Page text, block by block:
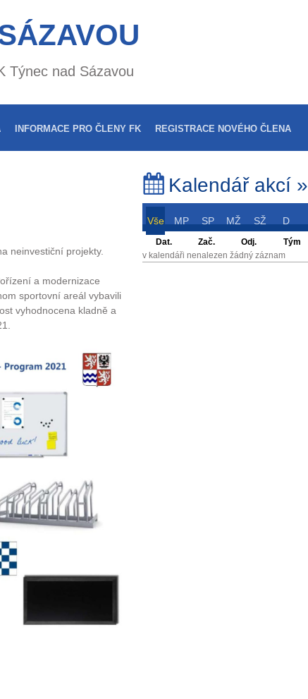
Týnec nad Sázavou
INFORMACE PRO ČLENY FK REGISTRACE NOVÉHO ČLENA
neinvestiční projekty.
a modernizace
sportovní areál vybavili
vyhodnocena kladně a
Kalendář akcí »
Vše MP SP MŽ SŽ D
Dat. Zač. Odj. Tým
v kalendáři nenalezen žádný záznam